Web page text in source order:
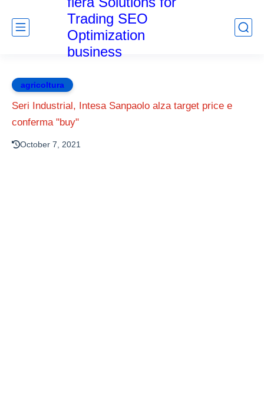
Trading SEO
Optimization
business
agricoltura
Seri Industrial, Intesa Sanpaolo alza target price e
conferma "buy"
October 7, 2021